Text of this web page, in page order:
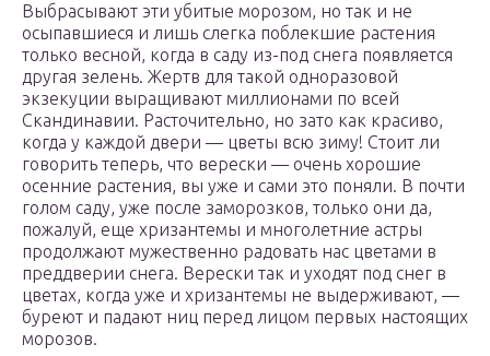
Выбрасывают эти убитые морозом, но так и не
осыпавшиеся и лишь слегка поблекшие растения
только весной, когда в саду из-под снега появляется
другая зелень. Жертв для такой одноразовой
экзекуции выращивают миллионами по всей
Скандинавии. Расточительно, но зато как красиво,
когда у каждой двери — цветы всю зиму! Стоит ли
говорить теперь, что верески — очень хорошие
осенние растения, вы уже и сами это поняли. В почти
голом саду, уже после заморозков, только они да,
пожалуй, еще хризантемы и многолетние астры
продолжают мужественно радовать нас цветами в
преддверии снега. Верески так и уходят под снег в
цветах, когда уже и хризантемы не выдерживают, —
буреют и падают ниц перед лицом первых настоящих
морозов.